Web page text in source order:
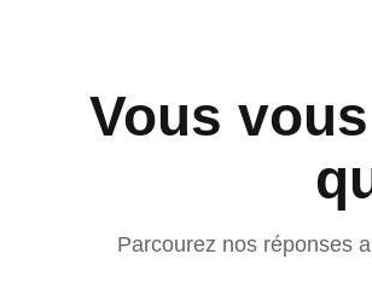
Vous
Parcourez nos réponses